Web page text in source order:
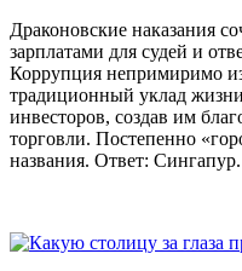
Драконовские наказания
зарплатами для судей и
Коррупция непримиримо
традиционный уклад
инвесторов, создав им
торговли. Постепенно
названия. Ответ: Сингапур.